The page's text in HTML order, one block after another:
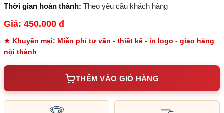
Thời gian hoàn thành: Theo yêu cầu khách hàng
Giá: 450.000 đ
★ Khuyến mại: Miễn phí tư vấn - thiết kế - in logo - giao hàng
nội thành
THÊM VÀO GIỎ HÀNG